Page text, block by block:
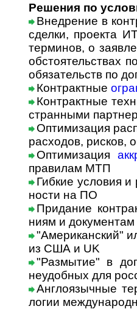
Решения по
Внедрение в
сделки, проекта
терминов, о
обстоятельствах
обязательств по
Контрактные
Контрактные
стран­ны­ми
Оптимизация
расходов, рисков,
Оптимизация
правилам МТП
Гибкие условия
нос­ти на ПО
Придание
ни­ям и
"Американский"
из США и UK
"Размытие" в
неудобных для
Англоязычные
ло­гии